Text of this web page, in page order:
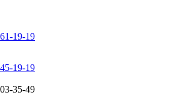
19-19
19-19
35-49